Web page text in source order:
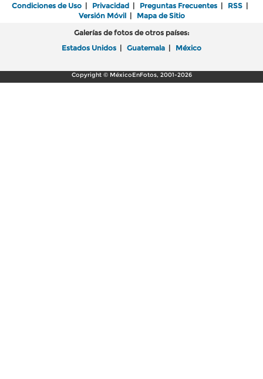
Condiciones de Uso | Privacidad | Preguntas Frecuentes | RSS |
Versión Móvil| Mapa de Sitio
Galerías de fotos de otros países:
Estados Unidos | Guatemala | México
Copyright © MéxicoEnFotos, 2001-2026